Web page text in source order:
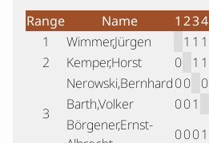
Range
Name 1 234
1
Wimmer,Jürgen 1 1 1
2
Kemper,Horst 0 1 1
3
Nerowski,Bernhard00 0
Barth,Volker
001
Börgener,Ernst-
0001